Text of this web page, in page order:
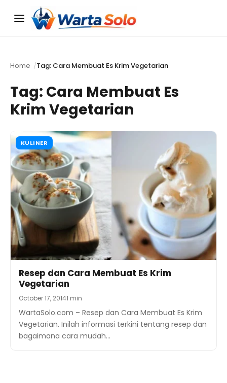
Menu
Home Tag: Cara Membuat Es Krim Vegetarian
Tag: Cara Membuat Es
Krim Vegetarian
KULINER
Resep dan Cara Membuat Es Krim
Vegetarian
October 17, 20141 min
WartaSolo.com – Resep dan Cara Membuat Es Krim
Vegetarian. Inilah informasi terkini tentang resep dan
bagaimana cara mudah…